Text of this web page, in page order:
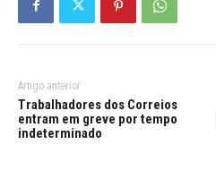
Artigo anterior
Trabalhadores dos Correios
entram em greve por tempo
indeterminado